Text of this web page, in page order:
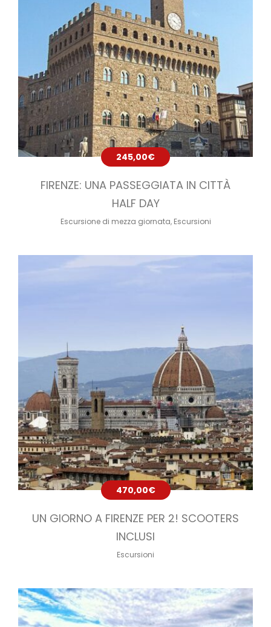
245,00€
FIRENZE: UNA PASSEGGIATA IN CITTÀ
HALF DAY
Escursione di mezza giornata, Escursioni
470,00€
UN GIORNO A FIRENZE PER 2! SCOOTERS
INCLUSI
Escursioni